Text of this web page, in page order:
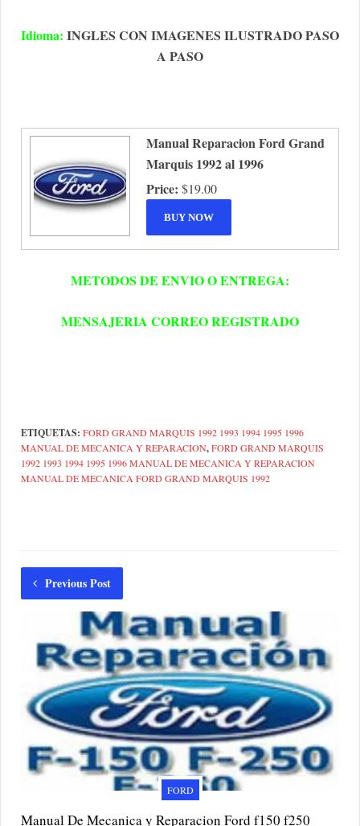
Idioma: INGLES CON IMAGENES ILUSTRADO PASO
A PASO
Manual Reparacion Ford Grand
Marquis 1992 al 1996
Price: $19.00
METODOS DE ENVIO O ENTREGA:
MENSAJERIA CORREO REGISTRADO
ETIQUETAS: FORD GRAND MARQUIS 1992 1993 1994 1995 1996
MANUAL DE MECANICA Y REPARACION,FORD GRAND MARQUIS
1992 1993 1994 1995 1996 MANUAL DE MECANICA Y REPARACION
MANUAL DE MECANICA FORD GRAND MARQUIS 1992
Previous Post
FORD
Manual De Mecanica y Reparacion Ford f150 f250